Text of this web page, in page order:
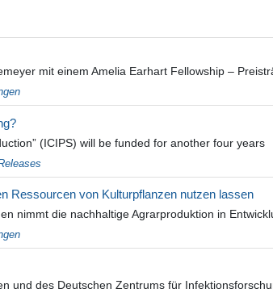
mit einem Amelia Earhart Fellowship –
(ICIPS) will be funded for another four years
Ressourcen von Kulturpflanzen nutzen lassen
nimmt die nachhaltige Agrarproduktion in
des Deutschen Zentrums für